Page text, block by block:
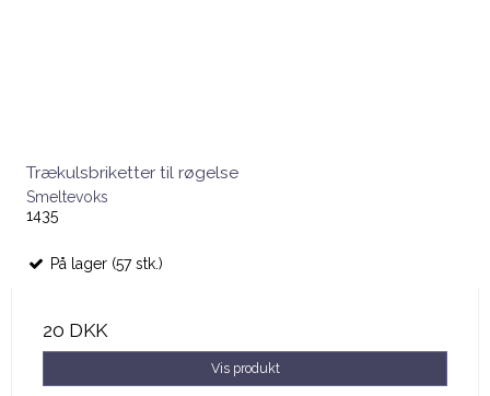
Trækulsbriketter til røgelse
Smeltevoks
1435
På lager (57 stk.)
20 DKK
Vis produkt